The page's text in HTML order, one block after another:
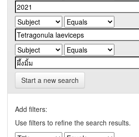
Start a new search
Add filters:
Use filters to refine the search results.